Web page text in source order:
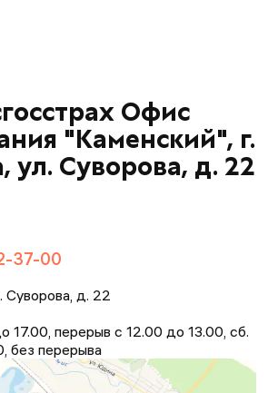
Офис
"Каменский", г.
ул. Суворова, д. 22
37-00
Суворова, д. 22
17.00, перерыв с 12.00 до 13.00, сб.
без перерыва